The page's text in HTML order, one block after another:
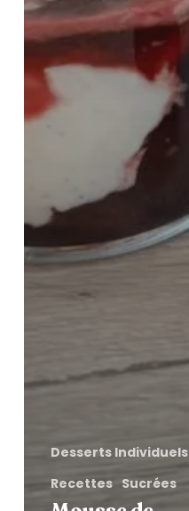
Desserts Individuels
Recettes Sucrées